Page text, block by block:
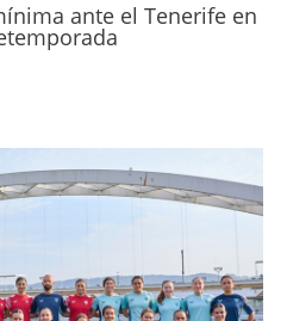
ante el Tenerife en